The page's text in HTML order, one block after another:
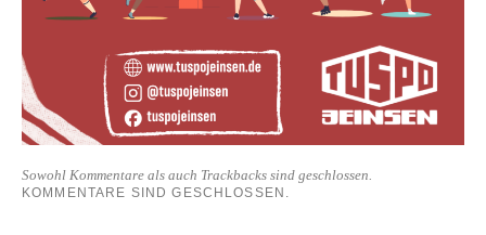
Sowohl Kommentare als auch Trackbacks sind geschlossen.
KOMMENTARE SIND GESCHLOSSEN.